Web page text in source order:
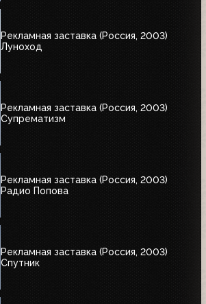
Рекламная заставка (Россия, 2003)
Луноход
Рекламная заставка (Россия, 2003)
Супрематизм
Рекламная заставка (Россия, 2003)
Радио Попова
Рекламная заставка (Россия, 2003)
Спутник